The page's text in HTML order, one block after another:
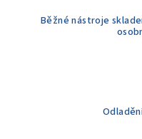
Běžné nástroje